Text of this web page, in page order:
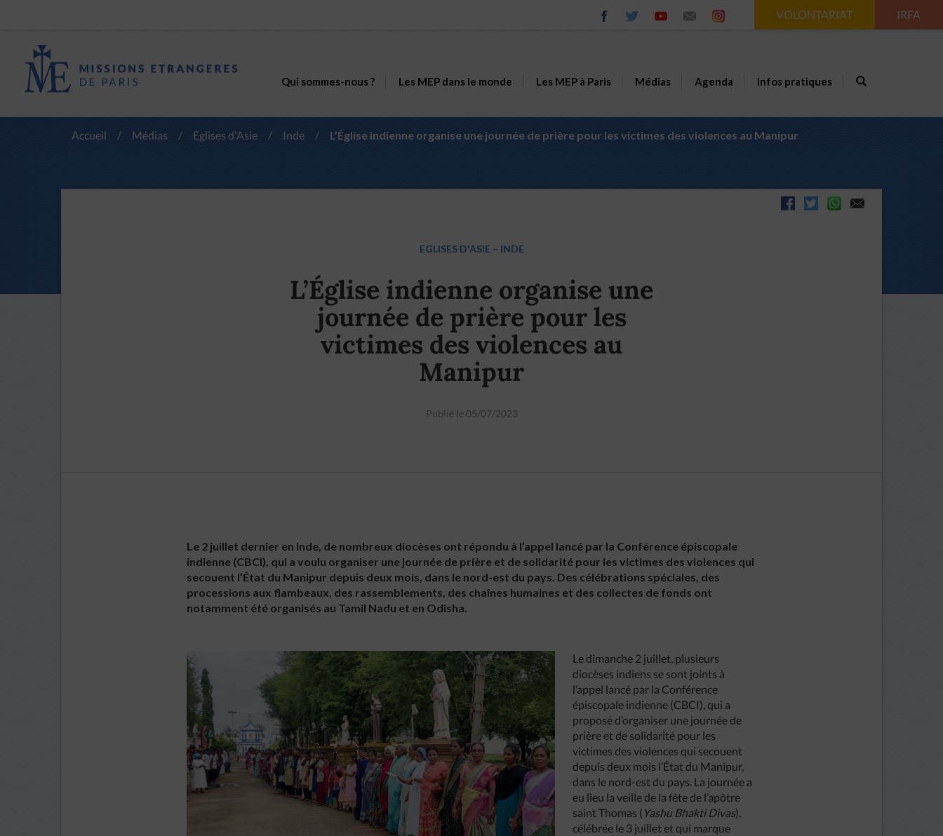
VOLONTARIAT IRFA
Qui sommes-nous ? Les MEP dans le monde Les MEP à Paris Médias Agenda Infos pratiques
Accueil / Médias / Eglises d'Asie / Inde / L’Église indienne organise une journée de prière pour les victimes des violences au Manipur
EGLISES D'ASIE – INDE
L’Église indienne organise une
journée de prière pour les
victimes des violences au
Manipur
Publié le 05/07/2023
Le 2 juillet dernier en Inde, de nombreux diocèses ont répondu à l’appel lancé par la Conférence épiscopale
indienne (CBCI), qui a voulu organiser une journée de prière et de solidarité pour les victimes des violences qui
secouent l’État du Manipur depuis deux mois, dans le nord-est du pays. Des célébrations spéciales, des
processions aux flambeaux, des rassemblements, des chaînes humaines et des collectes de fonds ont
notamment été organisés au Tamil Nadu et en Odisha.
Le dimanche 2 juillet, plusieurs
diocèses indiens se sont joints à
l’appel lancé par la Conférence
épiscopale indienne (CBCI), qui a
proposé d’organiser une journée de
prière et de solidarité pour les
victimes des violences qui secouent
depuis deux mois l’État du Manipur,
dans le nord-est du pays. La journée a
eu lieu la veille de la fête de l’apôtre
saint Thomas ( Yashu Bhakti Divas),
célébrée le 3 juillet et qui marque